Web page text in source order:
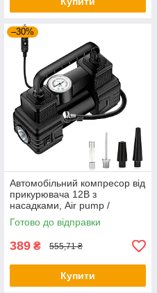
–30%
Автомобільний компресор від
прикурювача 12В з
насадками, Air pump /
Автокомпресор повітряний
Готово до відправки
389 ₴ 555,71 ₴
Купити